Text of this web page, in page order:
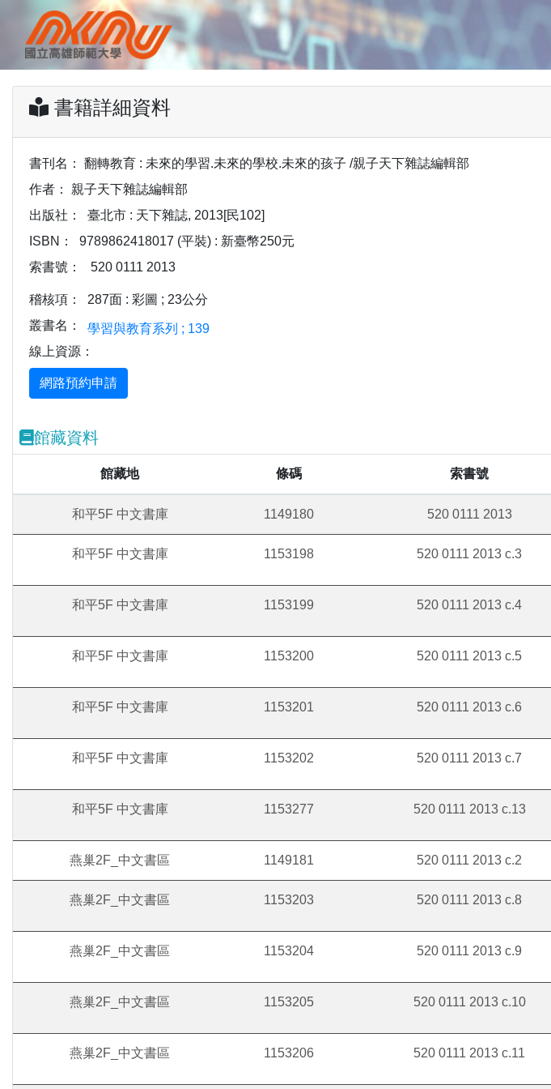
書籍詳細資料
書刊名：
翻轉教育 : 未來的學習.未來的學校.未來的孩子 /親子天下雜誌編輯部
作者：
親子天下雜誌編輯部
出版社：
臺北市 : 天下雜誌, 2013[民102]
ISBN：
9789862418017 (平裝) : 新臺幣250元
索書號：
520 0111 2013
稽核項：
287面 : 彩圖 ; 23公分
叢書名：
學習與教育系列 ; 139
線上資源：
館藏資料
館藏地 條碼 索書號
和平5F 中文書庫 1149180 520 0111 2013
和平5F 中文書庫 1153198 520 0111 2013 c.3
和平5F 中文書庫 1153199 520 0111 2013 c.4
和平5F 中文書庫 1153200 520 0111 2013 c.5
和平5F 中文書庫 1153201 520 0111 2013 c.6
和平5F 中文書庫 1153202 520 0111 2013 c.7
和平5F 中文書庫 1153277 520 0111 2013 c.13
燕巢2F_中文書區 1149181 520 0111 2013 c.2
燕巢2F_中文書區 1153203 520 0111 2013 c.8
燕巢2F_中文書區 1153204 520 0111 2013 c.9
燕巢2F_中文書區 1153205 520 0111 2013 c.10
燕巢2F_中文書區 1153206 520 0111 2013 c.11